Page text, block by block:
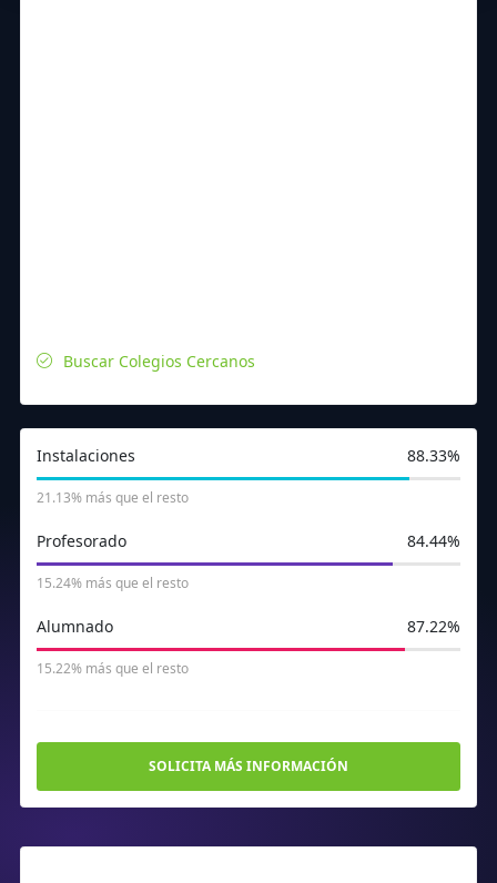
Buscar Colegios Cercanos
Instalaciones 88.33%
21.13% más que el resto
Profesorado 84.44%
15.24% más que el resto
Alumnado 87.22%
15.22% más que el resto
SOLICITA MÁS INFORMACIÓN